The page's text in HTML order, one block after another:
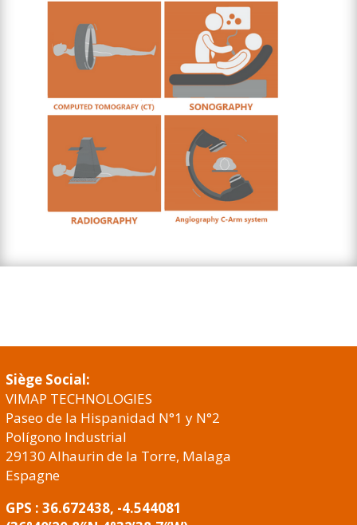
Siège Social:
VIMAP TECHNOLOGIES
Paseo de la Hispanidad N°1 y N°2
Polígono Industrial
29130 Alhaurin de la Torre, Malaga
Espagne
GPS : 36.672438, -4.544081